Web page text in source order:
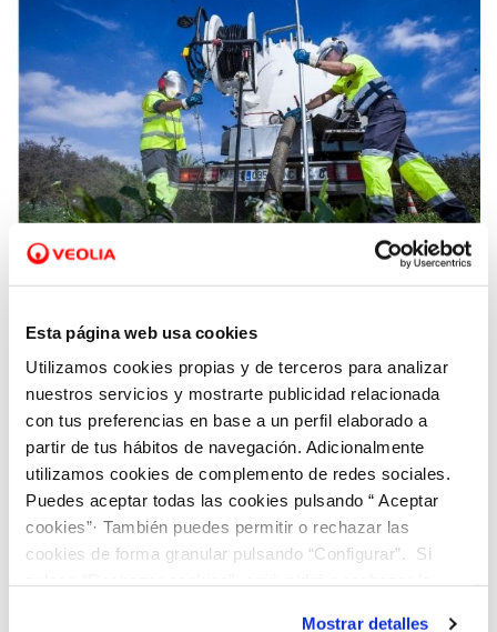
Esta página web usa cookies
Utilizamos cookies propias y de terceros para analizar
nuestros servicios y mostrarte publicidad relacionada
con tus preferencias en base a un perfil elaborado a
partir de tus hábitos de navegación. Adicionalmente
utilizamos cookies de complemento de redes sociales.
Puedes aceptar todas las cookies pulsando “ Aceptar
cookies”· También puedes permitir o rechazar las
cookies de forma granular pulsando “Configurar”. Si
Mostrar detalles
04 MAY 2021
ayuda a adaptarnos al cambio climático y
ofrece transparencia en la gestión del ciclo
integral del agua”